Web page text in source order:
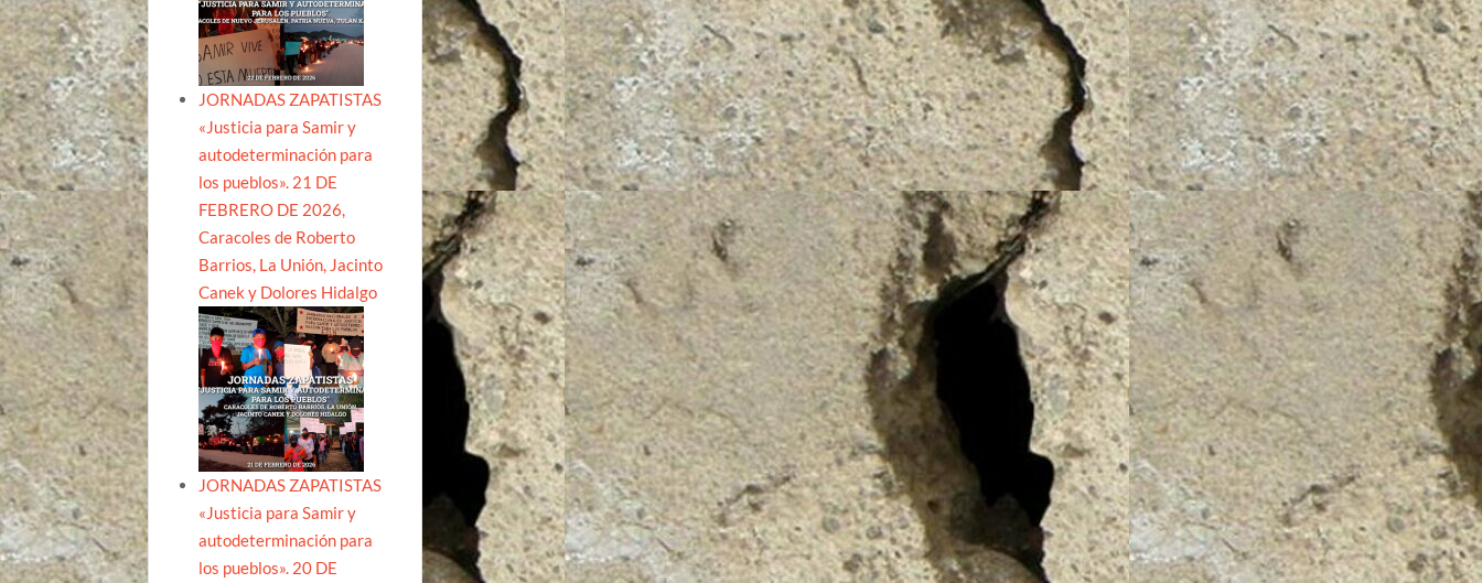
JORNADAS ZAPATISTAS
«Justicia para Samir y
autodeterminación para
los pueblos». 21 DE
FEBRERO DE 2026,
Caracoles de Roberto
Barrios, La Unión, Jacinto
Canek y Dolores Hidalgo
JORNADAS ZAPATISTAS
«Justicia para Samir y
autodeterminación para
los pueblos». 20 DE